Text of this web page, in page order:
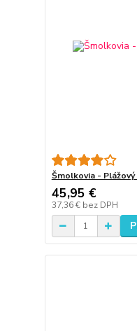
Šmolkovia -
45,95 €
37,36 € bez DPH